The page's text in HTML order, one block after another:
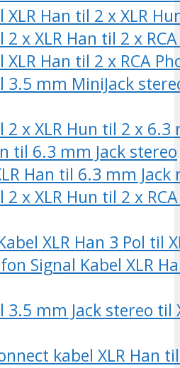
Han til 2 x XLR
x XLR Han til 2 x
Han til 2 x RCA
3.5 mm MiniJack
x XLR Hun til 2 x 6.3
til 6.3 mm Jack stereo
Han til 6.3 mm Jack
x XLR Hun til 2 x
XLR Han 3 Pol til
Signal Kabel XLR
mm Jack stereo til
kabel XLR Han til